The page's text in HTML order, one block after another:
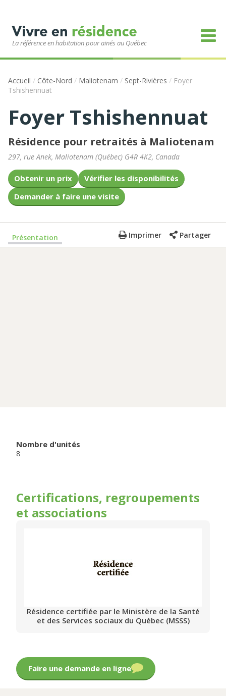
La référence en habitation pour ainés au Québec
Accueil / Côte-Nord / Maliotenam / Sept-Rivières / Foyer
Tshishennuat
Foyer Tshishennuat
Résidence pour retraités à Maliotenam
297, rue Anek, Maliotenam (Québec) G4R 4K2, Canada
Obtenir un prix
Vérifier les disponibilités
Demander à faire une visite
Présentation Imprimer Partager
Nombre d'unités
8
Certifications, regroupements
et associations
Résidence certifiée par le Ministère de la Santé
et des Services sociaux du Québec (MSSS)
Faire une demande en ligne